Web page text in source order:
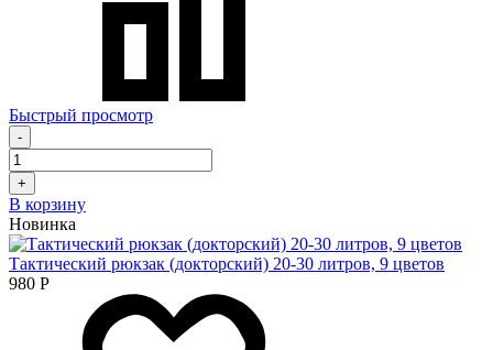
Быстрый просмотр
-
+
В корзину
Новинка
Тактический рюкзак (докторский) 20-30 литров, 9 цветов
980 Р